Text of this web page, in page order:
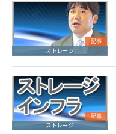
記事
ストレージ
記事
ストレージ